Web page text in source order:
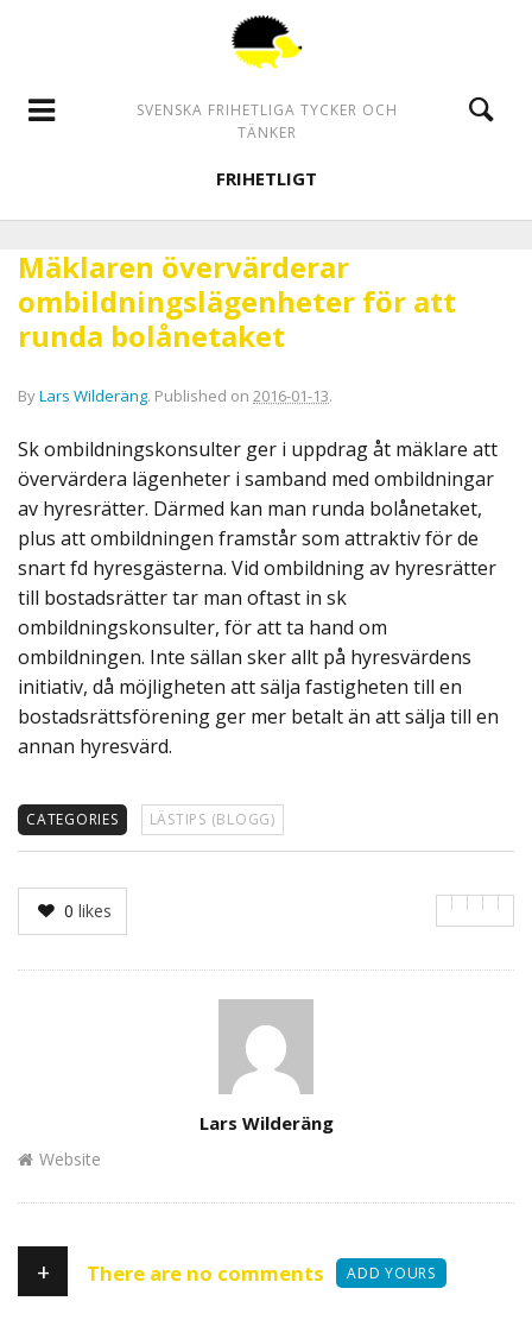
SVENSKA FRIHETLIGA TYCKER OCH
TÄNKER
FRIHETLIGT
Mäklaren övervärderar
ombildningslägenheter för att
runda bolånetaket
ByLars Wilderäng. Published on 2016-01-13.
Sk ombildningskonsulter ger i uppdrag åt mäklare att
övervärdera lägenheter i samband med ombildningar
av hyresrätter. Därmed kan man runda bolånetaket,
plus att ombildningen framstår som attraktiv för de
snart fd hyresgästerna. Vid ombildning av hyresrätter
till bostadsrätter tar man oftast in sk
ombildningskonsulter, för att ta hand om
ombildningen. Inte sällan sker allt på hyresvärdens
initiativ, då möjligheten att sälja fastigheten till en
bostadsrättsförening ger mer betalt än att sälja till en
annan hyresvärd.
CATEGORIES LÄSTIPS (BLOGG)
0 likes
Lars Wilderäng
Website
+ There are no comments ADD YOURS